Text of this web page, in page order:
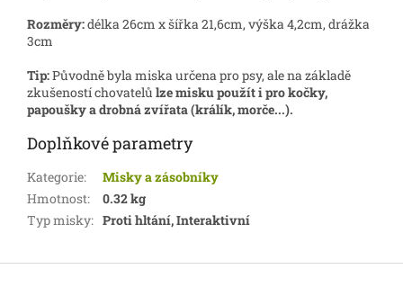
Rozměry:délka 26cm x šířka 21,6cm, výška 4,2cm, drážka
3cm
Tip:Původně byla miska určena pro psy, ale na základě
zkušeností chovatelů lze misku použít i pro kočky,
papoušky a drobná zvířata (králík, morče...).
Doplňkové parametry
Kategorie:
Misky a zásobníky
Hmotnost:
0.32 kg
Typ misky: Proti hltání, Interaktivní
Z